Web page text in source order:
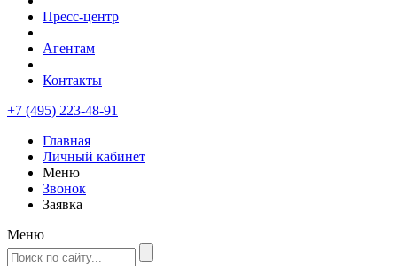
Пресс-центр
Агентам
Контакты
+7 (495) 223-48-91
Главная
Личный кабинет
Меню
Звонок
Заявка
Меню